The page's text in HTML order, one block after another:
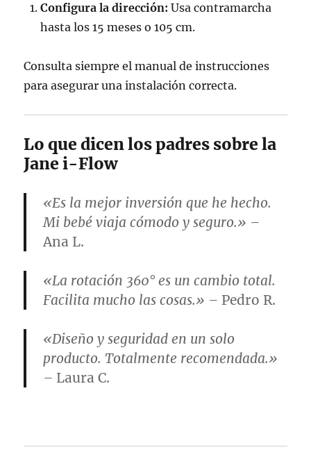
Configura la dirección: Usa contramarcha
hasta los 15 meses o 105 cm.
Consulta siempre el manual de instrucciones
para asegurar una instalación correcta.
Lo que dicen los padres sobre la
Jane i-Flow
«Es la mejor inversión que he hecho.
Mi bebé viaja cómodo y seguro.» –
Ana L.
«La rotación 360° es un cambio total.
Facilita mucho las cosas.» – Pedro R.
«Diseño y seguridad en un solo
producto. Totalmente recomendada.»
– Laura C.